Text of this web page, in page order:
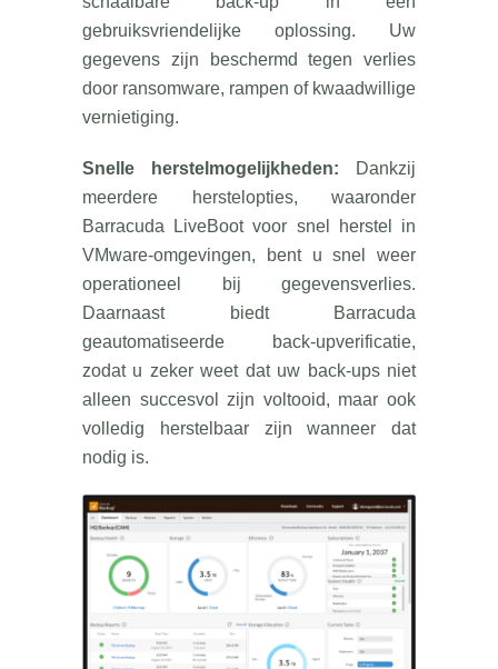
gebruiksvriendelijke oplossing. Uw
gegevens zijn beschermd tegen verlies
door ransomware, rampen of kwaadwillige
vernietiging.
Snelle herstelmogelijkheden: Dankzij
meerdere herstelopties, waaronder
Barracuda LiveBoot voor snel herstel in
VMware-omgevingen, bent u snel weer
operationeel bij gegevensverlies.
Daarnaast biedt Barracuda
geautomatiseerde back-upverificatie,
zodat u zeker weet dat uw back-ups niet
alleen succesvol zijn voltooid, maar ook
volledig herstelbaar zijn wanneer dat
nodig is.